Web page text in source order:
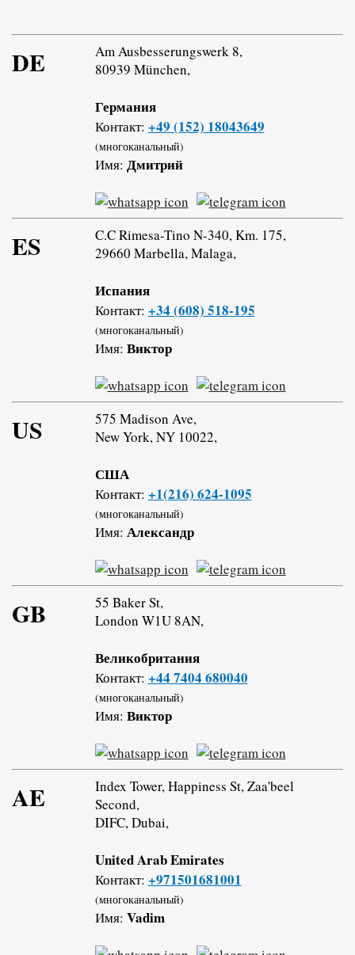
DE
Am Ausbesserungswerk 8,
80939 München,
Германия
Контакт: +49 (152) 18043649
(многоканальный)
Имя: Дмитрий
ES
C.C Rimesa-Tino N-340, Km. 175,
29660 Marbella, Malaga,
Испания
Контакт: +34 (608) 518-195
(многоканальный)
Имя: Виктор
US
575 Madison Ave,
New York, NY 10022,
США
Контакт: +1(216) 624-1095
(многоканальный)
Имя: Александр
GB
55 Baker St,
London W1U 8AN,
Великобритания
Контакт: +44 7404 680040
(многоканальный)
Имя: Виктор
AE
Index Tower, Happiness St, Zaa'beel
Second,
DIFC, Dubai,
United Arab Emirates
Контакт: +971501681001
(многоканальный)
Имя: Vadim